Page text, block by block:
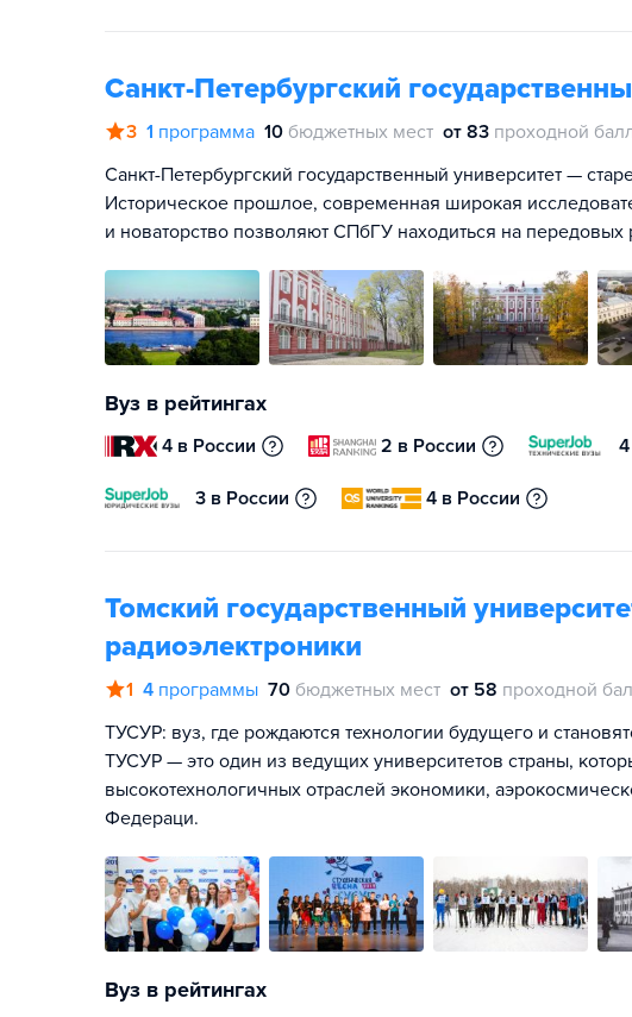
Санкт-Петербургский
3 1 программа 10 бюджетных мест от 83 проходной
Санкт-Петербургский государственный университет —
Историческое прошлое, современная широкая
и новаторство позволяют СПбГУ находиться на передовых
Вуз в рейтингах
4 в России 2 в России
3 в России 4 в России
Томский государственный
радиоэлектроники
1 4 программы 70 бюджетных мест от 58 проходной
ТУСУР: вуз, где рождаются технологии будущего и
ТУСУР — это один из ведущих университетов страны,
высокотехнологичных отраслей экономики,
Федераци.
Вуз в рейтингах